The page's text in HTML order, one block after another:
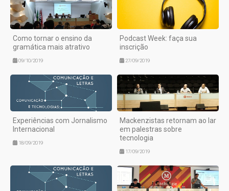
Como tornar o ensino da
gramática mais atrativo
09/10/2019
Podcast Week: faça sua
inscrição
27/09/2019
Experiências com Jornalismo
Internacional
18/09/2019
Mackenzistas retornam ao lar
em palestras sobre
tecnologia
17/09/2019